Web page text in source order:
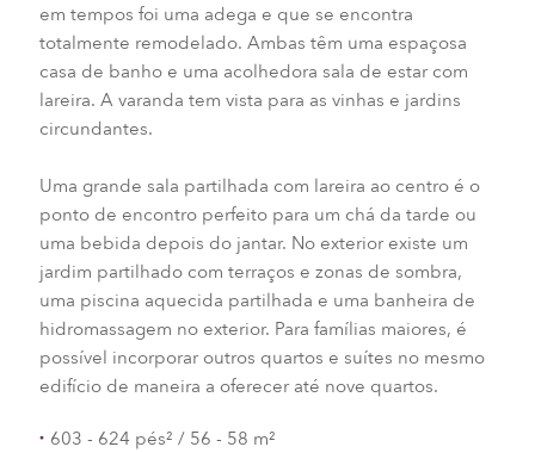
em tempos foi uma adega e que se encontra
totalmente remodelado. Ambas têm uma espaçosa
casa de banho e uma acolhedora sala de estar com
lareira. A varanda tem vista para as vinhas e jardins
circundantes.
Uma grande sala partilhada com lareira ao centro é o
ponto de encontro perfeito para um chá da tarde ou
uma bebida depois do jantar. No exterior existe um
jardim partilhado com terraços e zonas de sombra,
uma piscina aquecida partilhada e uma banheira de
hidromassagem no exterior. Para famílias maiores, é
possível incorporar outros quartos e suítes no mesmo
edifício de maneira a oferecer até nove quartos.
603 - 624 pés² / 56 - 58 m²